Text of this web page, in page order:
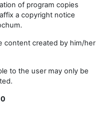
of program copies
a copyright notice
content created by him/her
to the user may only be